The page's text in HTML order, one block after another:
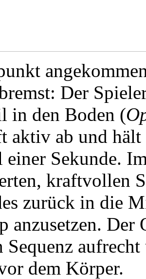
Der
in den Boden (
aktiv ab und
Sekunde.
kraftvollen
zurück in die
anzusetzen.
Sequenz
dem Körper.